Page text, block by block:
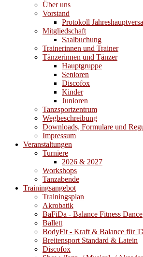
Über uns
Vorstand
Protokoll
Mitgliedschaft
Saalbuchung
Trainerinnen und Trainer
Tänzerinnen und Tänzer
Hauptgruppe
Senioren
Discofox
Kinder
Junioren
Tanzsportzentrum
Wegbeschreibung
Downloads, Formulare und
Impressum
Veranstaltungen
Turniere
2026 & 2027
Workshops
Tanzabende
Trainingsangebot
Trainingsplan
Akrobatik
BaFiDa - Balance Fitness Dance
Ballett
BodyFit - Kraft & Balance für
Breitensport Standard & Latein
Discofox